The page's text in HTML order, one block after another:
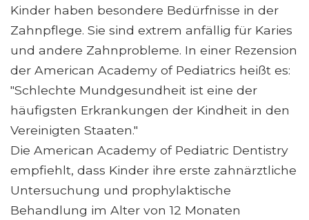
Kinder haben besondere Bedürfnisse in der
Zahnpflege. Sie sind extrem anfällig für Karies
und andere Zahnprobleme. In einer Rezension
der American Academy of Pediatrics heißt es:
"Schlechte Mundgesundheit ist eine der
häufigsten Erkrankungen der Kindheit in den
Vereinigten Staaten."
Die American Academy of Pediatric Dentistry
empfiehlt, dass Kinder ihre erste zahnärztliche
Untersuchung und prophylaktische
Behandlung im Alter von 12 Monaten